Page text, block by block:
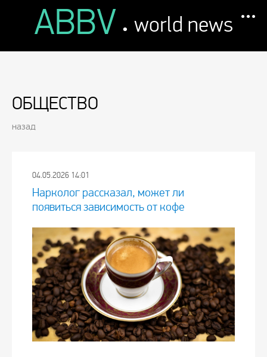
ABBV . world news
ОБЩЕСТВО
назад
04.05.2026 14:01
Нарколог рассказал, может ли
появиться зависимость от кофе